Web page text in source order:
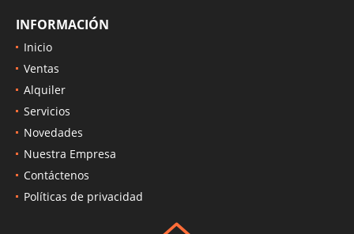
INFORMACIÓN
Inicio
Ventas
Alquiler
Servicios
Novedades
Nuestra Empresa
Contáctenos
Políticas de privacidad